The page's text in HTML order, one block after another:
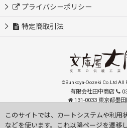
プライバシーポリシー
特定商取引法
©Bunkoya-Oozeki Co.Ltd All
有限会社田中商店
131-0033 東京都墨田
Visit our
このサイトでは、カートシステムや利用
などを使います。これ以降ページを遷移